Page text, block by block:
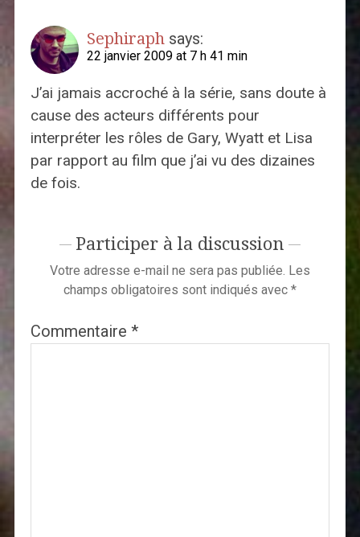
Sephiraph says:
22 janvier 2009 at 7 h 41 min
J’ai jamais accroché à la série, sans doute à
cause des acteurs différents pour
interpréter les rôles de Gary, Wyatt et Lisa
par rapport au film que j’ai vu des dizaines
de fois.
Participer à la discussion
Votre adresse e-mail ne sera pas publiée. Les
champs obligatoires sont indiqués avec *
Commentaire *